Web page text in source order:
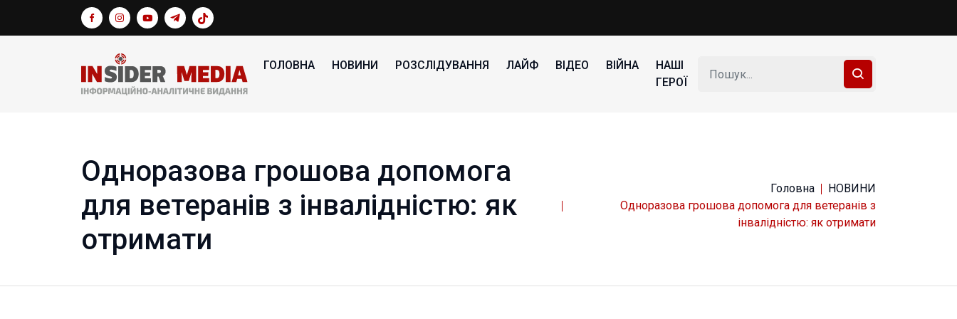
ГОЛОВНА НОВИНИ РОЗСЛІДУВАННЯ ЛАЙФ ВІДЕО ВІЙНА
НАШІ
ГЕРОЇ
Одноразова грошова допомога
для ветеранів з інвалідністю: як
отримати
Головна
НОВИНИ
Одноразова грошова допомога для ветеранів з
інвалідністю: як отримати